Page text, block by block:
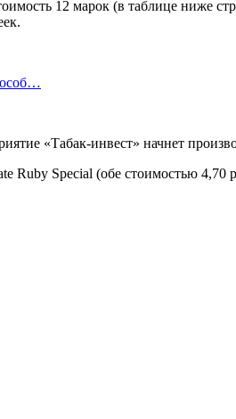
12 марок (в таблице ниже
«Табак-инвест» начнет
Ruby Special (обе стоимостью